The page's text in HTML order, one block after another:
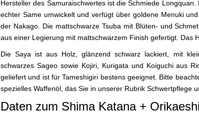
Hersteller des Samuraischwertes ist die Schmiede
echter Same umwickelt und verfügt über goldene Menuki
der Nakago. Die mattschwarze Tsuba mit Blüten- und
aus einer Legierung mit mattschwarzem Finish gefertigt. Das
Die Saya ist aus Holz, glänzend schwarz lackiert, mit
schwarzes Sageo sowie Kojiri, Kurigata und Koiguchi aus
geliefert und ist für Tameshigiri bestens geeignet. Bitte
spezielles Waffenöl, das Sie in unserer Rubrik Schwertpflege
Daten zum Shima Katana +